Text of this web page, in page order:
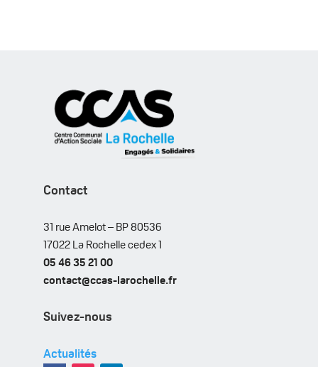
Contact
31 rue Amelot – BP 80536
17022 La Rochelle cedex 1
05 46 35 21 00
contact@ccas-larochelle.fr
Suivez-nous
Actualités